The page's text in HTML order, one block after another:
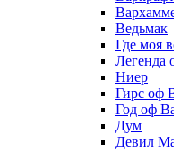
Ведьмак
Где моя
Легенда
Ниер
Гирс оф
Год оф
Дум
Девил